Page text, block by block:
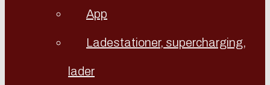
App
Ladestationer, supercharging,
lader